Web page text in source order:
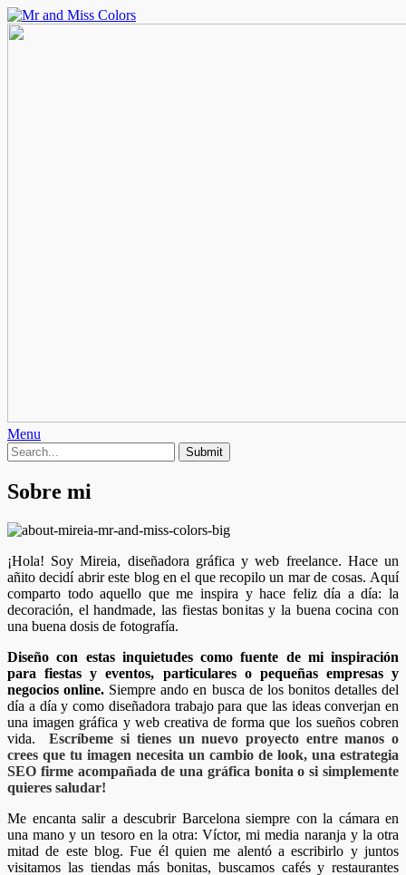
Menu
Sobre mi
¡Hola! Soy Mireia, diseñadora gráfica y web freelance. Hace un
añito decidí abrir este blog en el que recopilo un mar de cosas. Aquí
comparto todo aquello que me inspira y hace feliz día a día: la
decoración, el handmade, las fiestas bonitas y la buena cocina con
una buena dosis de fotografía.
Diseño con estas inquietudes como fuente de mi inspiración
para fiestas y eventos, particulares o pequeñas empresas y
negocios online. Siempre ando en busca de los bonitos detalles del
día a día y como diseñadora trabajo para que las ideas converjan en
una imagen gráfica y web creativa de forma que los sueños cobren
vida.
Escríbeme si tienes un nuevo proyecto entre manos o
crees que tu imagen necesita un cambio de look, una estrategia
SEO firme acompañada de una gráfica bonita o si simplemente
quieres saludar!
Me encanta salir a descubrir Barcelona siempre con la cámara en
una mano y un tesoro en la otra: Víctor, mi media naranja y la otra
mitad de este blog. Fue él quien me alentó a escribirlo y juntos
visitamos las tiendas más bonitas, buscamos cafés y restaurantes